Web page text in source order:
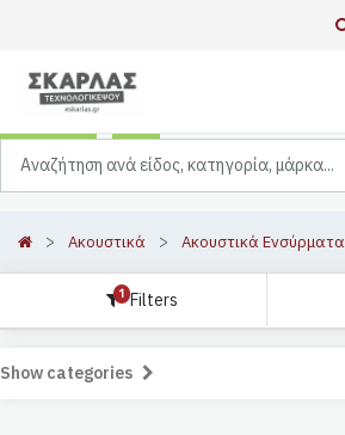
Ακουστικά Ακουστικά Ενσύρματα
1 Filters
Show categories